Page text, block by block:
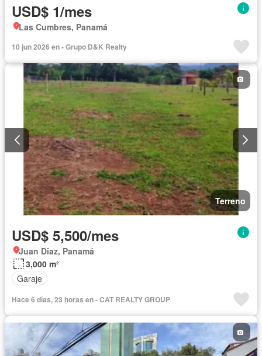
USD$ 1/mes
Las Cumbres, Panamá
10 jun 2026 en - Grupo D&K Realty
Terreno
USD$ 5,500/mes
Juan Diaz, Panamá
3,000 m²
Garaje
Hace 6 días, 23 horas en - CAT REALTY GROUP